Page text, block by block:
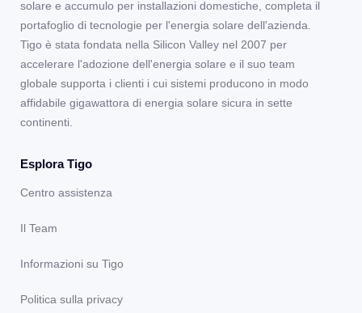
solare e accumulo per installazioni domestiche, completa il
portafoglio di tecnologie per l'energia solare dell'azienda.
Tigo è stata fondata nella Silicon Valley nel 2007 per
accelerare l'adozione dell'energia solare e il suo team
globale supporta i clienti i cui sistemi producono in modo
affidabile gigawattora di energia solare sicura in sette
continenti.
Esplora Tigo
Centro assistenza
Il Team
Informazioni su Tigo
Politica sulla privacy